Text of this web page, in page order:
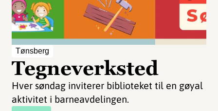
Tønsberg
Tegneverksted
Hver søndag inviterer biblioteket til en gøyal
aktivitet i barneavdelingen.